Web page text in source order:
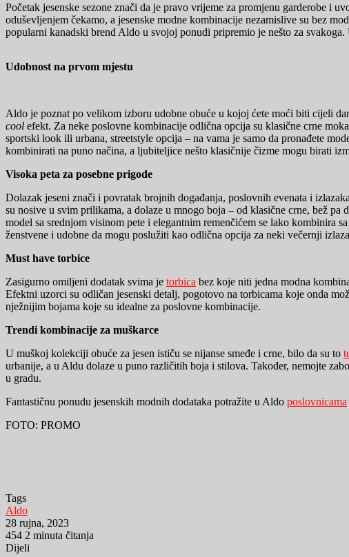
Početak jesenske sezone znači da je pravo vrijeme za promjenu garderobe i
oduševljenjem čekamo, a jesenske modne kombinacije nezamislive su bez
popularni kanadski brend Aldo u svojoj ponudi pripremio je nešto za
Udobnost na prvom mjestu
Aldo je poznat po velikom izboru udobne obuće u kojoj ćete moći biti cijeli
cool efekt. Za neke poslovne kombinacije odlična opcija su klasične crne
sportski look ili urbana, streetstyle opcija – na vama je samo da pronađete
kombinirati na puno načina, a ljubiteljice nešto klasičnije čizme mogu birati
Visoka peta za posebne prigode
Dolazak jeseni znači i povratak brojnih događanja, poslovnih evenata i
su nosive u svim prilikama, a dolaze u mnogo boja – od klasične crne, bež
model sa srednjom visinom pete i elegantnim remenčićem se lako kombinira
ženstvene i udobne da mogu poslužiti kao odlična opcija za neki večernji
Must have torbice
Zasigurno omiljeni dodatak svima je torbica bez koje niti jedna modna
Efektni uzorci su odličan jesenski detalj, pogotovo na torbicama koje onda
nježnijim bojama koje su idealne za poslovne kombinacije.
Trendi kombinacije za muškarce
U muškoj kolekciji obuće za jesen ističu se nijanse smeđe i crne, bilo da su to
urbanije, a u Aldu dolaze u puno različitih boja i stilova. Također, nemojte
u gradu.
Fantastičnu ponudu jesenskih modnih dodataka potražite u Aldo poslovnicama
FOTO: PROMO
Tags
Aldo
28 rujna, 2023
454 2 minuta čitanja
Dijeli